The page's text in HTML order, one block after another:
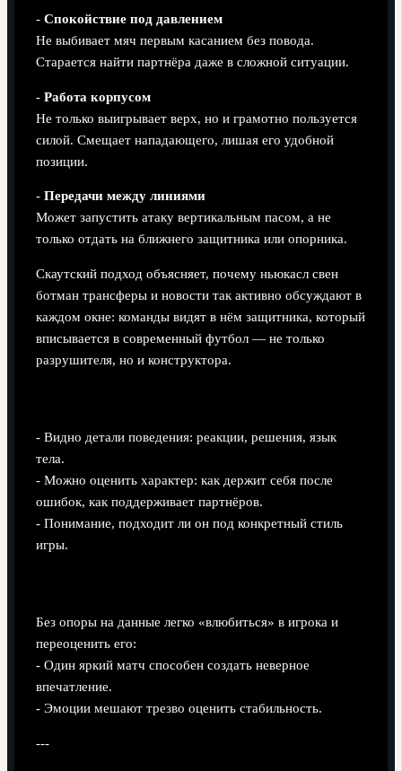
- Спокойствие под давлением
Не выбивает мяч первым касанием без повода.
Старается найти партнёра даже в сложной ситуации.
- Работа корпусом
Не только выигрывает верх, но и грамотно пользуется
силой. Смещает нападающего, лишая его удобной
позиции.
- Передачи между линиями
Может запустить атаку вертикальным пасом, а не
только отдать на ближнего защитника или опорника.
Скаутский подход объясняет, почему ньюкасл свен
ботман трансферы и новости так активно обсуждают в
каждом окне: команды видят в нём защитника, который
вписывается в современный футбол — не только
разрушителя, но и конструктора.
- Видно детали поведения: реакции, решения, язык
тела.
- Можно оценить характер: как держит себя после
ошибок, как поддерживает партнёров.
- Понимание, подходит ли он под конкретный стиль
игры.
Без опоры на данные легко «влюбиться» в игрока и
переоценить его:
- Один яркий матч способен создать неверное
впечатление.
- Эмоции мешают трезво оценить стабильность.
---